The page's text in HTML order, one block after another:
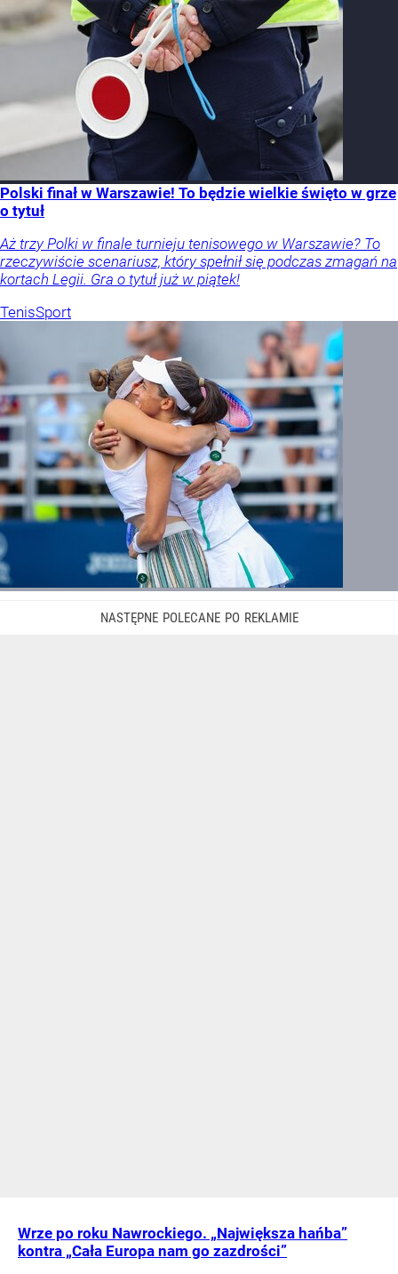
Polski finał w Warszawie! To będzie wielkie święto w grze
o tytuł
Aż trzy Polki w finale turnieju tenisowego w Warszawie? To
rzeczywiście scenariusz, który spełnił się podczas zmagań na
kortach Legii. Gra o tytuł już w piątek!
TenisSport
Wrze po roku Nawrockiego. „Największa hańba”
kontra „Cała Europa nam go zazdrości”